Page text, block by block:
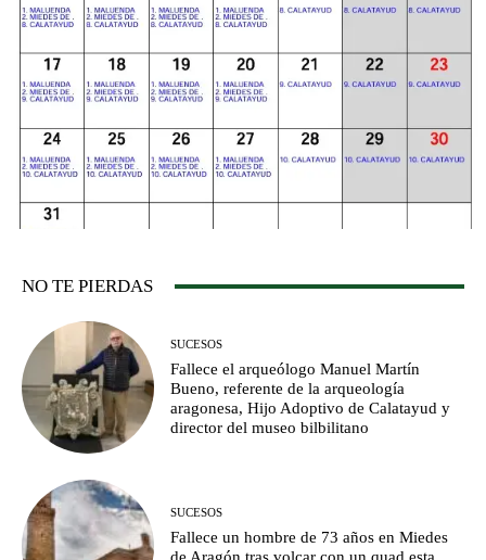
NO TE PIERDAS
SUCESOS
Fallece el arqueólogo Manuel Martín
Bueno, referente de la arqueología
aragonesa, Hijo Adoptivo de Calatayud y
director del museo bilbilitano
SUCESOS
Fallece un hombre de 73 años en Miedes